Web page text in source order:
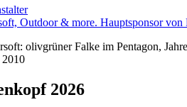
2010
2026